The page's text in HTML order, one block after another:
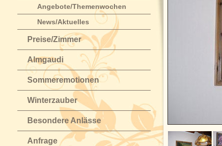
Angebote/Themenwochen
News/Aktuelles
Preise/Zimmer
Almgaudi
Sommeremotionen
Winterzauber
Besondere Anlässe
Anfrage